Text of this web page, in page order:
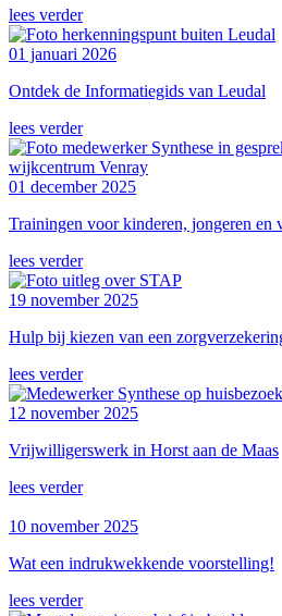
lees verder
01 januari 2026
Ontdek de Informatiegids van Leudal
lees verder
01 december 2025
Trainingen voor kinderen, jongeren en
lees verder
19 november 2025
Hulp bij kiezen van een
lees verder
12 november 2025
Vrijwilligerswerk in Horst aan de Maas
lees verder
10 november 2025
Wat een indrukwekkende voorstelling!
lees verder